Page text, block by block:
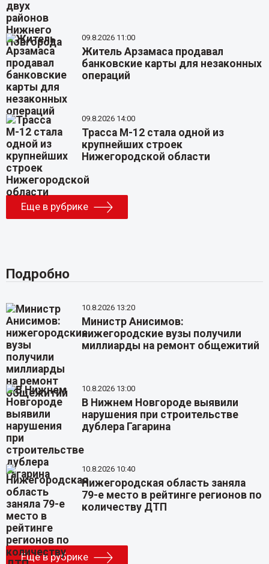
09.8.2026 11:00
Житель Арзамаса продавал
банковские карты для незаконных
операций
09.8.2026 14:00
Трасса М-12 стала одной из
крупнейших строек
Нижегородской области
Еще в рубрике
Подробно
10.8.2026 13:20
Министр Анисимов:
нижегородские вузы получили
миллиарды на ремонт общежитий
10.8.2026 13:00
В Нижнем Новгороде выявили
нарушения при строительстве
дублера Гагарина
10.8.2026 10:40
Нижегородская область заняла
79-е место в рейтинге регионов по
количеству ДТП
Еще в рубрике